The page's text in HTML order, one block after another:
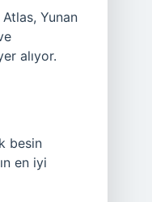
Yunan
alıyor.
besin
en iyi